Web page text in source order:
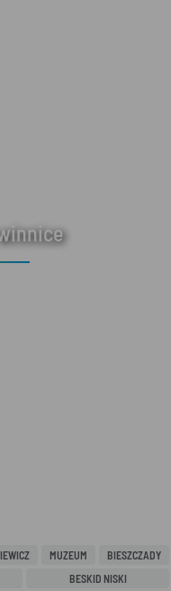
MUZEUM
BIESZCZADY
BESKID NISKI